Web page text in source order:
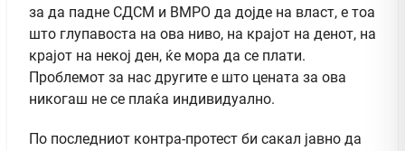
за да падне СДСМ и ВМРО да дојде на власт, е тоа
што глупавоста на ова ниво, на крајот на денот, на
крајот на некој ден, ќе мора да се плати.
Проблемот за нас другите е што цената за ова
никогаш не се плаќа индивидуално.
По последниот контра-протест би сакал јавно да